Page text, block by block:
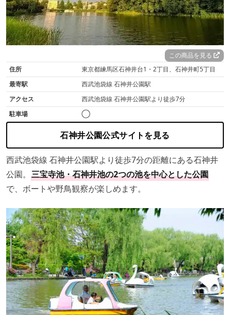
この商品を見る
住所
東京都練馬区石神井台1・2丁目、石神井町5丁目
最寄駅
西武池袋線 石神井公園駅
アクセス
西武池袋線 石神井公園駅より徒歩7分
駐車場
◯
石神井公園公式サイトを見る
西武池袋線 石神井公園駅より徒歩7分の距離にある石神井
公園。 三宝寺池・石神井池の2つの池を中心とした公園
で、ボートや野鳥観察が楽しめます。